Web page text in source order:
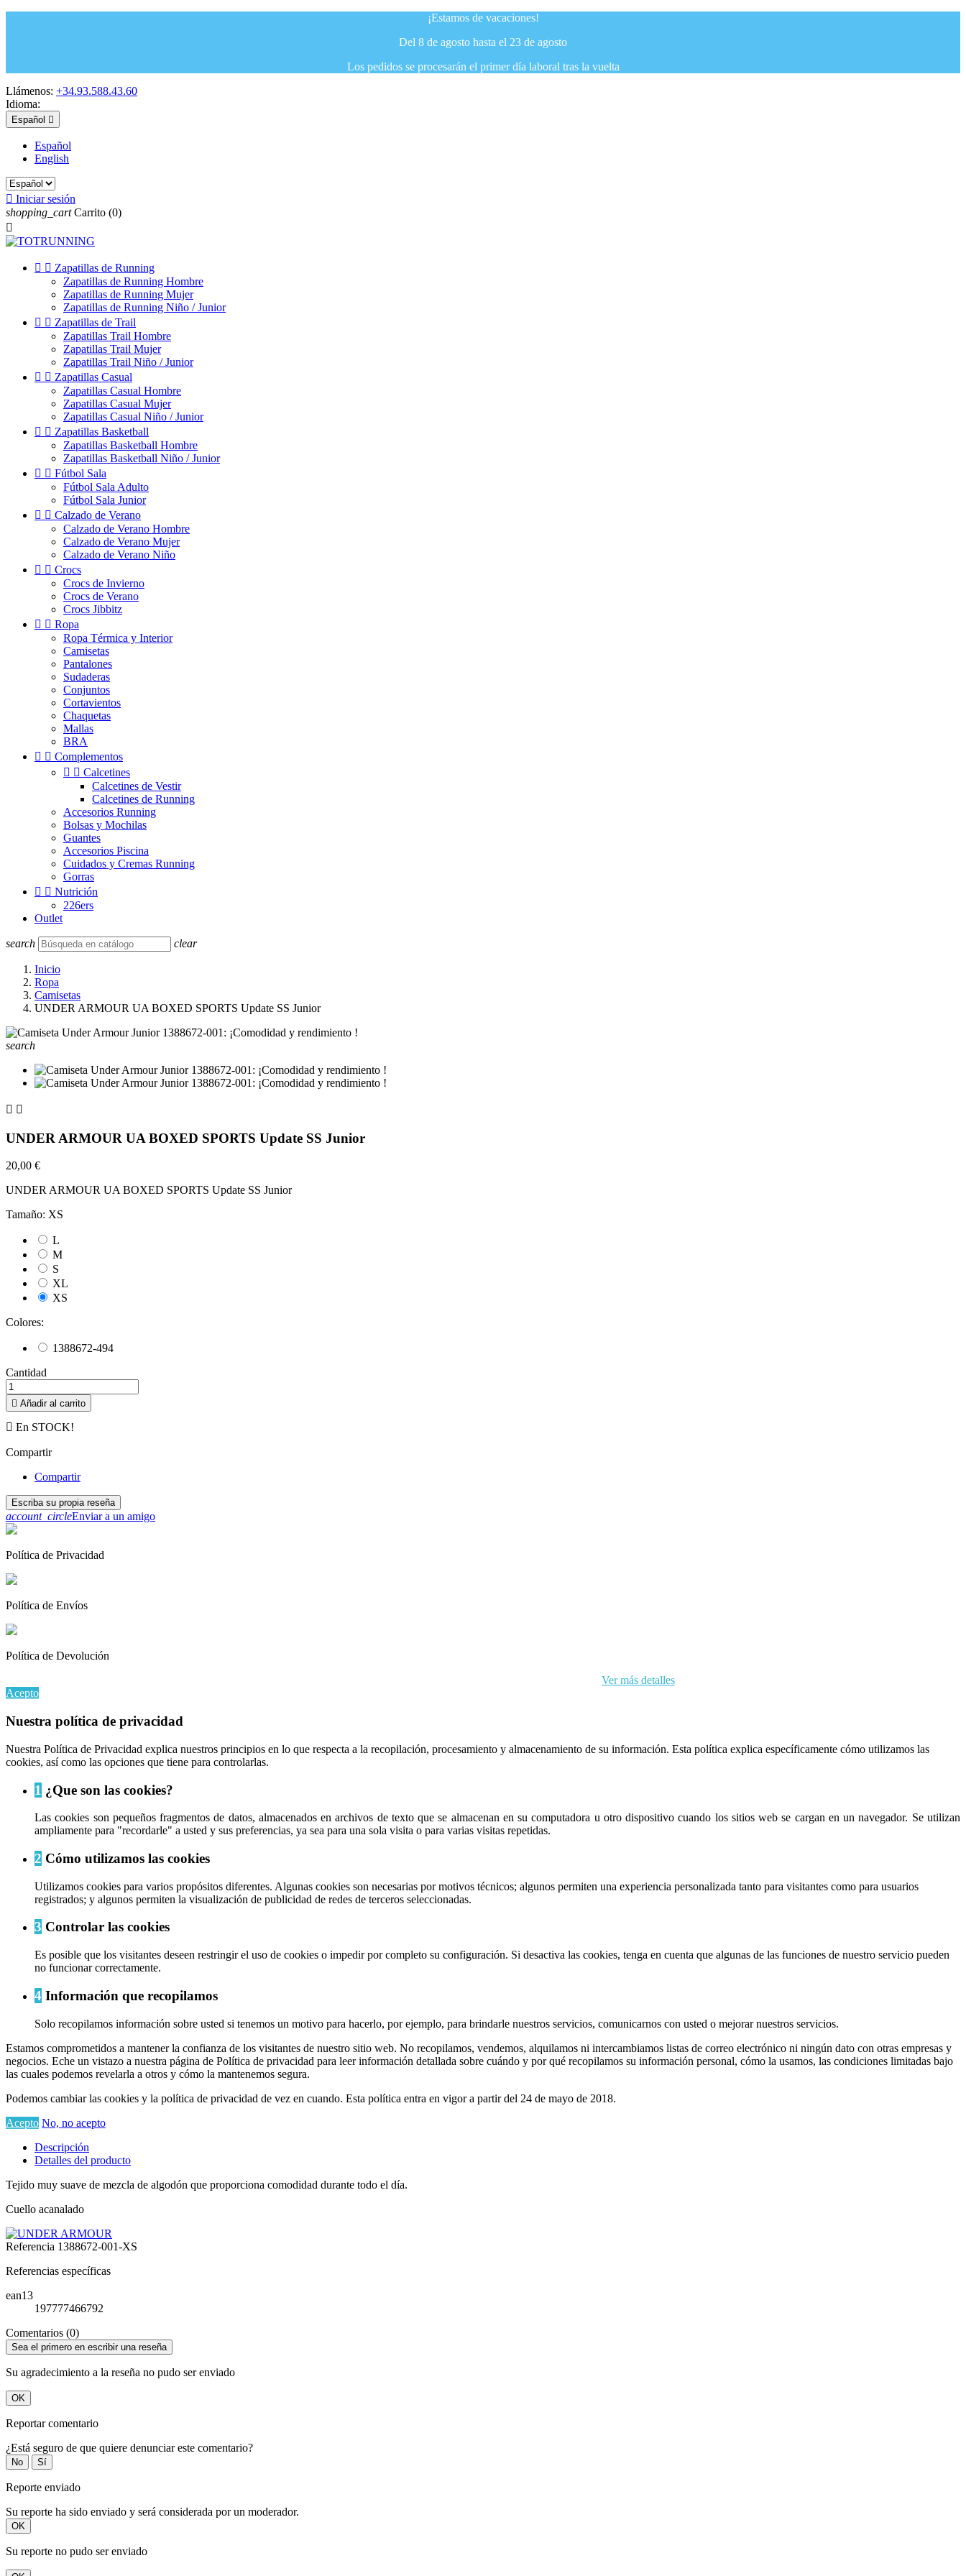
¡Estamos de vacaciones!
Del 8 de agosto hasta el 23 de agosto
Los pedidos se procesarán el primer día laboral tras la vuelta
Llámenos: +34.93.588.43.60
Idioma:
Español 
Español
English
 Iniciar sesión
shopping_cart Carrito (0)

  Zapatillas de Running
Zapatillas de Running Hombre
Zapatillas de Running Mujer
Zapatillas de Running Niño / Junior
  Zapatillas de Trail
Zapatillas Trail Hombre
Zapatillas Trail Mujer
Zapatillas Trail Niño / Junior
  Zapatillas Casual
Zapatillas Casual Hombre
Zapatillas Casual Mujer
Zapatillas Casual Niño / Junior
  Zapatillas Basketball
Zapatillas Basketball Hombre
Zapatillas Basketball Niño / Junior
  Fútbol Sala
Fútbol Sala Adulto
Fútbol Sala Junior
  Calzado de Verano
Calzado de Verano Hombre
Calzado de Verano Mujer
Calzado de Verano Niño
  Crocs
Crocs de Invierno
Crocs de Verano
Crocs Jibbitz
  Ropa
Ropa Térmica y Interior
Camisetas
Pantalones
Sudaderas
Conjuntos
Cortavientos
Chaquetas
Mallas
BRA
  Complementos
  Calcetines
Calcetines de Vestir
Calcetines de Running
Accesorios Running
Bolsas y Mochilas
Guantes
Accesorios Piscina
Cuidados y Cremas Running
Gorras
  Nutrición
226ers
Outlet
search clear
Inicio
Ropa
Camisetas
UNDER ARMOUR UA BOXED SPORTS Update SS Junior
search
 
UNDER ARMOUR UA BOXED SPORTS Update SS Junior
20,00 €
UNDER ARMOUR UA BOXED SPORTS Update SS Junior
Tamaño: XS
L
M
S
XL
XS
Colores:
1388672-494
Cantidad
 Añadir al carrito
 En STOCK!
Compartir
Compartir
Escriba su propia reseña
account_circleEnviar a un amigo
Política de Privacidad
Política de Envíos
Política de Devolución
Ver más detalles
Acepto
Nuestra política de privacidad
Nuestra Política de Privacidad explica nuestros principios en lo que respecta a la recopilación, procesamiento y almacenamiento de su información. Esta política explica específicamente cómo utilizamos las
cookies, así como las opciones que tiene para controlarlas.
1 ¿Que son las cookies?
Las cookies son pequeños fragmentos de datos, almacenados en archivos de texto que se almacenan en su computadora u otro dispositivo cuando los sitios web se cargan en un navegador. Se utilizan
ampliamente para "recordarle" a usted y sus preferencias, ya sea para una sola visita o para varias visitas repetidas.
2 Cómo utilizamos las cookies
Utilizamos cookies para varios propósitos diferentes. Algunas cookies son necesarias por motivos técnicos; algunos permiten una experiencia personalizada tanto para visitantes como para usuarios
registrados; y algunos permiten la visualización de publicidad de redes de terceros seleccionadas.
3 Controlar las cookies
Es posible que los visitantes deseen restringir el uso de cookies o impedir por completo su configuración. Si desactiva las cookies, tenga en cuenta que algunas de las funciones de nuestro servicio pueden
no funcionar correctamente.
4 Información que recopilamos
Solo recopilamos información sobre usted si tenemos un motivo para hacerlo, por ejemplo, para brindarle nuestros servicios, comunicarnos con usted o mejorar nuestros servicios.
Estamos comprometidos a mantener la confianza de los visitantes de nuestro sitio web. No recopilamos, vendemos, alquilamos ni intercambiamos listas de correo electrónico ni ningún dato con otras empresas y
negocios. Eche un vistazo a nuestra página de Política de privacidad para leer información detallada sobre cuándo y por qué recopilamos su información personal, cómo la usamos, las condiciones limitadas bajo
las cuales podemos revelarla a otros y cómo la mantenemos segura.
Podemos cambiar las cookies y la política de privacidad de vez en cuando. Esta política entra en vigor a partir del 24 de mayo de 2018.
Acepto No, no acepto
Descripción
Detalles del producto
Tejido muy suave de mezcla de algodón que proporciona comodidad durante todo el día.
Cuello acanalado
Referencia 1388672-001-XS
Referencias específicas
ean13
197777466792
Comentarios (0)
Sea el primero en escribir una reseña
Su agradecimiento a la reseña no pudo ser enviado
OK
Reportar comentario
¿Está seguro de que quiere denunciar este comentario?
No Sí
Reporte enviado
Su reporte ha sido enviado y será considerada por un moderador.
OK
Su reporte no pudo ser enviado